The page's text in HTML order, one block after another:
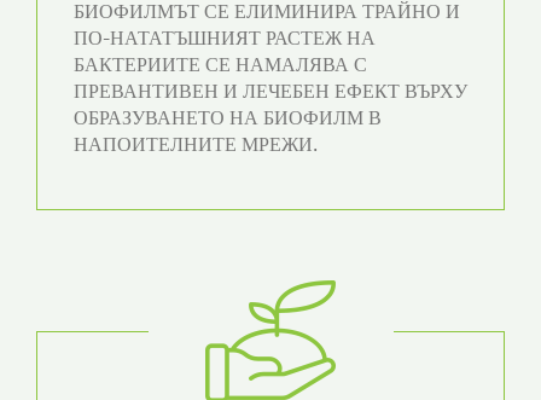
БИОФИЛМЪТ СЕ ЕЛИМИНИРА ТРАЙНО И
ПО-НАТАТЪШНИЯТ РАСТЕЖ НА
БАКТЕРИИТЕ СЕ НАМАЛЯВА С
ПРЕВАНТИВЕН И ЛЕЧЕБЕН ЕФЕКТ ВЪРХУ
ОБРАЗУВАНЕТО НА БИОФИЛМ В
НАПОИТЕЛНИТЕ МРЕЖИ.